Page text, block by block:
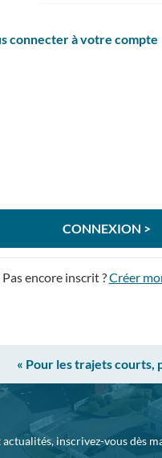
connecter à votre compte
CONNEXION >
Pas encore inscrit ?Créer
« Pour les trajets courts,
inscrivez-vous dès